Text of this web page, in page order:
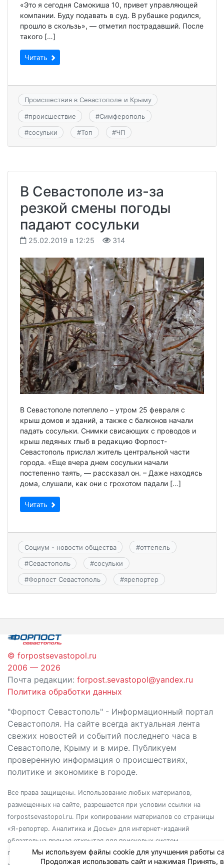
«Это я сегодня Самокиша 10, привет управляющей
компании. Буду подавать в суд. В рубашке родился,
прошло в скользь», — отметил пострадавший. После
такого […]
Читать
Происшествия в Севастополе и Крыму
#происшествие #Симферополь
#сосульки #Топ #ЧП
В Севастополе из-за
резкой смены погоды
падают сосульки
25.02.2019 в 12:25 314
В Севастополе потеплело – утром 25 февраля с
крыш домов и зданий, а также с балконов начали
падать сосульки. Снимки свисающих с проводов и
крыш ледяных глыб в редакцию Форпост-
Севастополь прислал житель центральной части
города. «Еще вчера днем сосульки начали
постепенно таять, — рассказал он. – Даже находясь
дома, слушали, как они с грохотом падали […]
Читать
Социум - новости общества #оттепель
#Севастополь #сосульки
#Форпост Севастополь #ярепортер
© forpostsevastopol.ru
2006 — 2026
Почта редакции: forpost.sevastopol@yandex.ru
Политика обработки данных
"Форпост Севастополь" - Информационный портал
Севастополя. На сайте всегда актуальная лента
свежих новостей и событий последнего часа в
Севастополе, Крыму и в мире. Публикуем
проверенную информация о происшествиях,
политике и экономике в городе.
Все права защищены. Использование любых материалов,
размещенных на сайте, разрешается при условии ссылки на
forpostsevastopol.ru. При копировании материалов со страницы
«Я-репортер. Аналитика и Досье» для интернет-изданий
обязательна прямая открытая для поисковых систем
гиперссылка. Независимо от полного или частичного
Мы используем файлы cookie для улучшения работы
Продолжая использовать сайт и нажимая Принять,